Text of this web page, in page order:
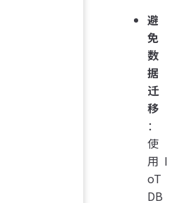
避
免
数
据
迁
移
：
使
用 I
oT
DB